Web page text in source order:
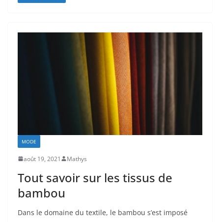
MODE
août 19, 2021 Mathys
Tout savoir sur les tissus de
bambou
Dans le domaine du textile, le bambou s’est imposé